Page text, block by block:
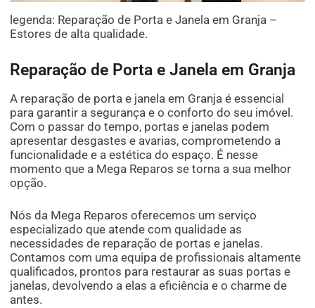
legenda: Reparação de Porta e Janela em Granja –
Estores de alta qualidade.
Reparação de Porta e Janela em Granja
A reparação de porta e janela em Granja é essencial
para garantir a segurança e o conforto do seu imóvel.
Com o passar do tempo, portas e janelas podem
apresentar desgastes e avarias, comprometendo a
funcionalidade e a estética do espaço. É nesse
momento que a Mega Reparos se torna a sua melhor
opção.
Nós da Mega Reparos oferecemos um serviço
especializado que atende com qualidade as
necessidades de reparação de portas e janelas.
Contamos com uma equipa de profissionais altamente
qualificados, prontos para restaurar as suas portas e
janelas, devolvendo a elas a eficiência e o charme de
antes.